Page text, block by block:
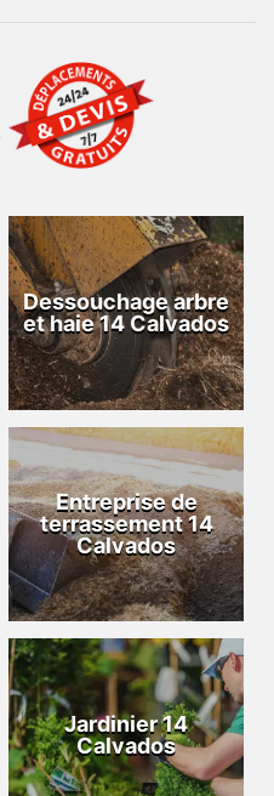
Dessouchage arbre
et haie 14 Calvados
Entreprise de
terrassement 14
Calvados
Jardinier 14
Calvados